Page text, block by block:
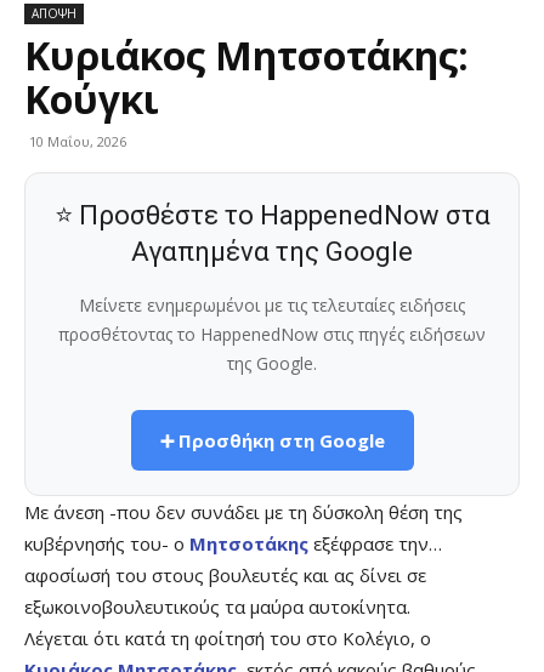
ΑΠΟΨΗ
Κυριάκος Μητσοτάκης:
Κούγκι
10 Μαΐου, 2026
⭐ Προσθέστε το HappenedNow στα
Αγαπημένα της Google
Μείνετε ενημερωμένοι με τις τελευταίες ειδήσεις
προσθέτοντας το HappenedNow στις πηγές ειδήσεων
της Google.
➕ Προσθήκη στη Google
Με άνεση -που δεν συνάδει με τη δύσκολη θέση της
κυβέρνησής του- ο Μητσοτάκης εξέφρασε την…
αφοσίωσή του στους βουλευτές και ας δίνει σε
εξωκοινοβουλευτικούς τα μαύρα αυτοκίνητα.
Λέγεται ότι κατά τη φοίτησή του στο Κολέγιο, ο